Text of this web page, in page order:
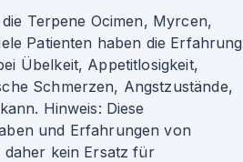
Terpene Ocimen, Myrcen,
Patienten haben die Erfahrung
Übelkeit, Appetitlosigkeit,
Schmerzen, Angstzustände,
Hinweis: Diese
und Erfahrungen von
kein Ersatz für